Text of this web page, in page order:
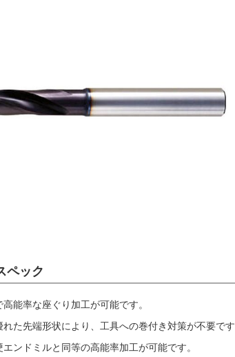
ペック
能率な座ぐり加工が可能です。
た先端形状により、工具への巻付き対策が不要です
ンドミルと同等の高能率加工が可能です。